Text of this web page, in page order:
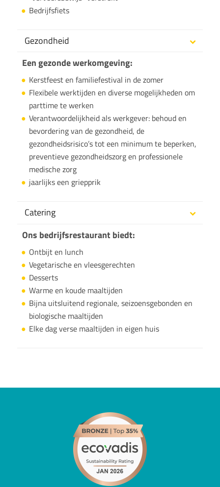
Bedrijfsfiets
Gezondheid
Een gezonde werkomgeving:
Kerstfeest en familiefestival in de zomer
Flexibele werktijden en diverse mogelijkheden om
parttime te werken
Verantwoordelijkheid als werkgever: behoud en
bevordering van de gezondheid, de
gezondheidsrisico’s tot een minimum te beperken,
preventieve gezondheidszorg en professionele
medische zorg
jaarlijks een griepprik
Catering
Ons bedrijfsrestaurant biedt:
Ontbijt en lunch
Vegetarische en vleesgerechten
Desserts
Warme en koude maaltijden
Bijna uitsluitend regionale, seizoensgebonden en
biologische maaltijden
Elke dag verse maaltijden in eigen huis